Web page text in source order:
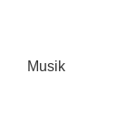
Musik